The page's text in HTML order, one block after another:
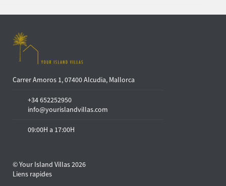
Carrer Amoros 1, 07400 Alcudia, Mallorca
+34 652252950
info@yourislandvillas.com
09:00H a 17:00H
© Your Island Villas 2026
Liens rapides